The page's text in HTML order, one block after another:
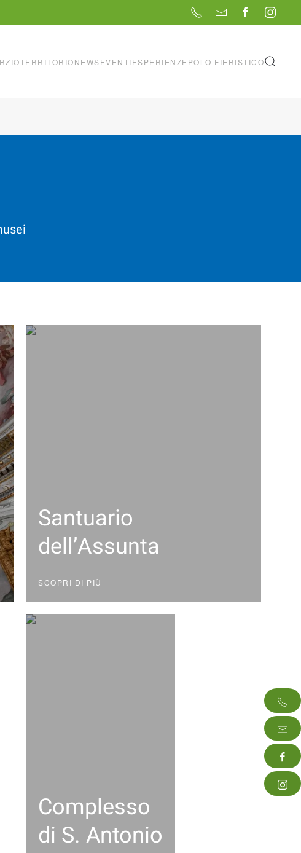
TERRITORIONEWSEVENTIESPERIENZE POLO FIERISTICO
Santuario
dell’Assunta
SCOPRI DI PIÙ
Complesso
di S. Antonio